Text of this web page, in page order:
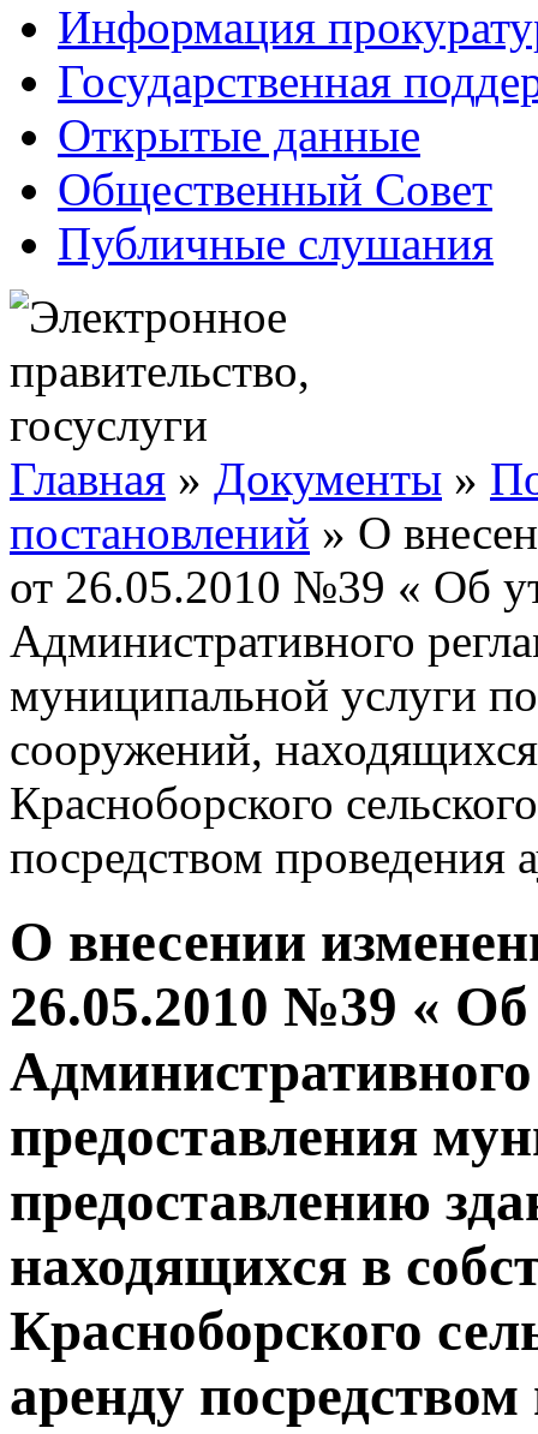
Информация
Государственная
Открытые данные
Общественный Совет
Публичные слушания
Главная » Документы »
постановлений » О
от 26.05.2010 №39 « Об
Административного
муниципальной услуги
сооружений,
Красноборского
посредством проведения
О внесении
26.05.2010 №39 «
предоставления
предоставлению
находящихся в
Красноборского
аренду